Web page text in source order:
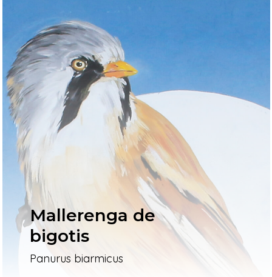
Mallerenga de
bigotis
Panurus biarmicus